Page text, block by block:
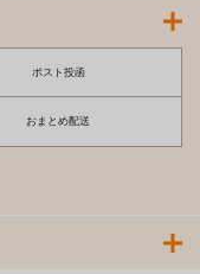
ポスト投函
おまとめ配送